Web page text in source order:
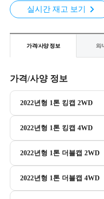
실시간 재고 보기
가격/사양 정보 외/
가격/사양 정보
2022년형 1톤 킹캡 2WD
2022년형 1톤 킹캡 4WD
2022년형 1톤 더블캡 2WD
2022년형 1톤 더블캡 4WD